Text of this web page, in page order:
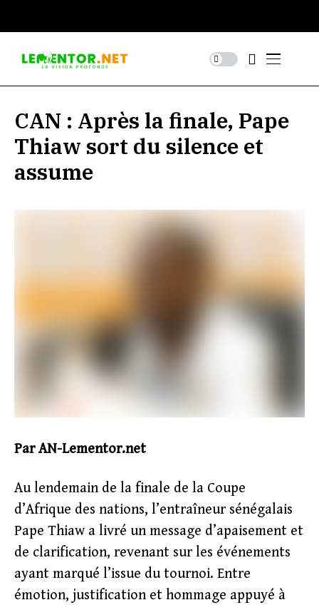
CAN : Après la finale, Pape
Thiaw sort du silence et
assume
Par AN-Lementor.net
Au lendemain de la finale de la Coupe
d’Afrique des nations, l’entraîneur sénégalais
Pape Thiaw a livré un message d’apaisement et
de clarification, revenant sur les événements
ayant marqué l’issue du tournoi. Entre
émotion, justification et hommage appuyé à